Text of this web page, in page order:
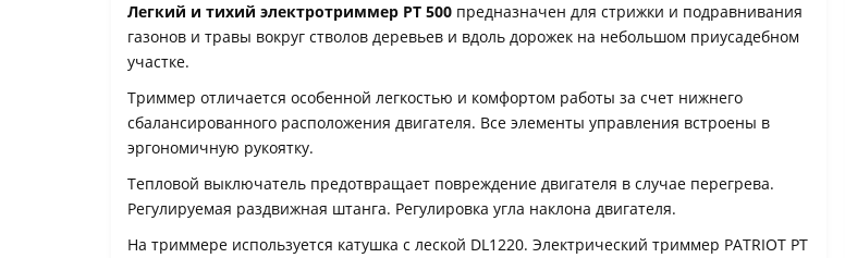
Легкий и тихий электротриммер PT 500 предназначен для стрижки и подравнивания
газонов и травы вокруг стволов деревьев и вдоль дорожек на небольшом приусадебном
участке.
Триммер отличается особенной легкостью и комфортом работы за счет нижнего
сбалансированного расположения двигателя. Все элементы управления встроены в
эргономичную рукоятку.
Тепловой выключатель предотвращает повреждение двигателя в случае перегрева.
Регулируемая раздвижная штанга. Регулировка угла наклона двигателя.
На триммере используется катушка с леской DL1220. Электрический триммер PATRIOT PT